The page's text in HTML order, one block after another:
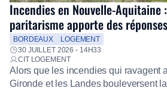
Incendies en Nouvelle-Aquitaine
paritarisme apporte des
salariés
BORDEAUX
LOGEMENT
30 JUILLET 2026 - 14H33
CIT LOGEMENT
Alors que les incendies qui ravagent
Gironde et les Landes bouleversent